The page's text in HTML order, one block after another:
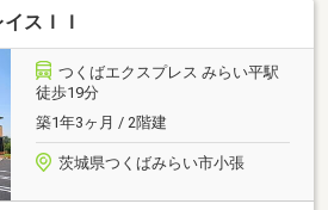
スＩＩ
つくばエクスプレス みらい平駅
徒歩19分
築1年3ヶ月 / 2階建
茨城県つくばみらい市小張